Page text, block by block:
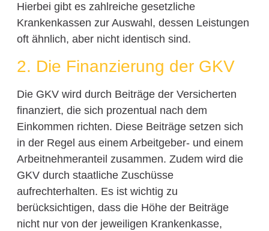
Hierbei gibt es zahlreiche gesetzliche
Krankenkassen zur Auswahl, dessen Leistungen
oft ähnlich, aber nicht identisch sind.
2. Die Finanzierung der GKV
Die GKV wird durch Beiträge der Versicherten
finanziert, die sich prozentual nach dem
Einkommen richten. Diese Beiträge setzen sich
in der Regel aus einem Arbeitgeber- und einem
Arbeitnehmeranteil zusammen. Zudem wird die
GKV durch staatliche Zuschüsse
aufrechterhalten. Es ist wichtig zu
berücksichtigen, dass die Höhe der Beiträge
nicht nur von der jeweiligen Krankenkasse,